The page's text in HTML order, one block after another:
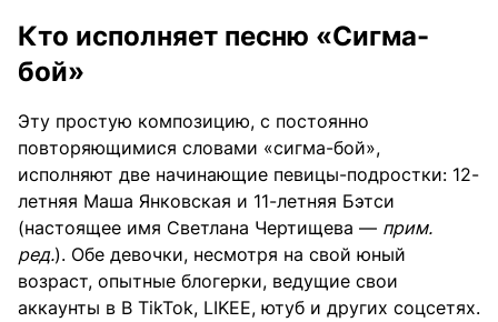
Кто исполняет песню «Сигма-
бой»
Эту простую композицию, с постоянно
повторяющимися словами «сигма-бой»,
исполняют две начинающие певицы-подростки: 12-
летняя Маша Янковская и 11-летняя Бэтси
(настоящее имя Светлана Чертищева — прим.
ред.). Обе девочки, несмотря на свой юный
возраст, опытные блогерки, ведущие свои
аккаунты в В TikTok, LIKEE, ютуб и других соцсетях.